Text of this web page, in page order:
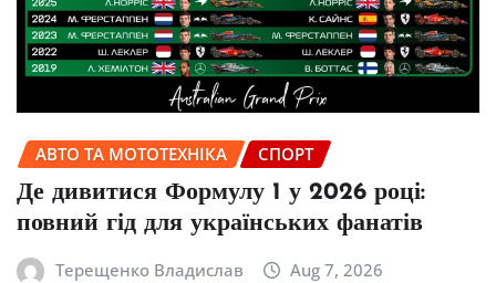
АВТО ТА МОТОТЕХНІКА СПОРТ
Де дивитися Формулу 1 у 2026 році:
повний гід для українських фанатів
Терещенко Владислав Aug 7, 2026